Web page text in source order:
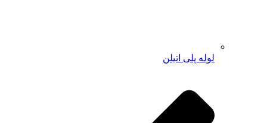
لوله پلی اتیلن